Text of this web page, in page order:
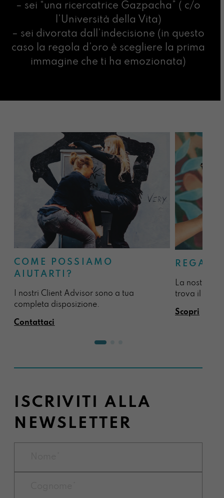
– sei “una ricercatrice Gazpacha” ( c/o
l’Università della Vita)
– sei divorata dall’indecisione (in questo
caso la regola d’oro è scegliere la prima
immagine che ti ha emozionata)
COME POSSIAMO
AIUTARTI?
I nostri Client Advisor sono a tua
completa disposizione.
Contattaci
La nostra
trova il
Scopri
ISCRIVITI ALLA
NEWSLETTER